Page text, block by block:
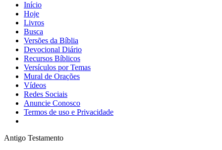
Início
Hoje
Livros
Busca
Versões da Bíblia
Devocional Diário
Recursos Bíblicos
Versículos por Temas
Mural de Orações
Vídeos
Redes Sociais
Anuncie Conosco
Termos de uso e Privacidade
Antigo Testamento